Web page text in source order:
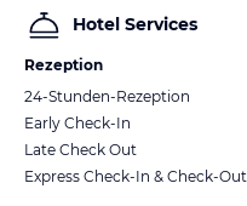
Hotel Services
Rezeption
24-Stunden-Rezeption
Early Check-In
Late Check Out
Express Check-In & Check-Out